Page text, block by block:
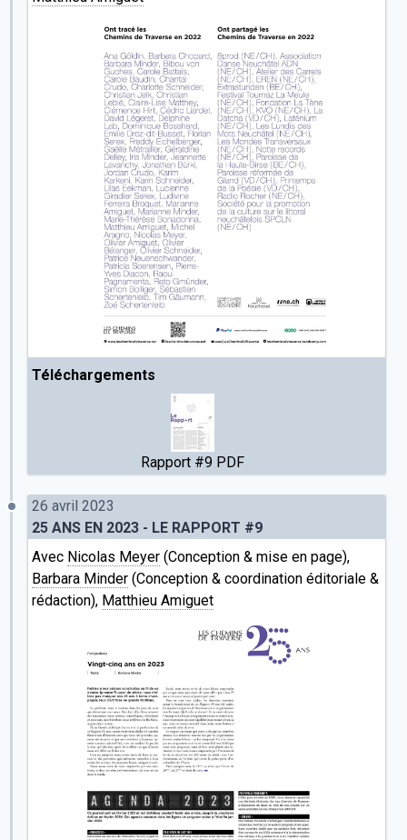
Téléchargements
Rapport #9 PDF
26 avril 2023
25 ANS EN 2023 - LE RAPPORT #9
Avec Nicolas Meyer (Conception & mise en page),
Barbara Minder (Conception & coordination éditoriale &
rédaction), Matthieu Amiguet